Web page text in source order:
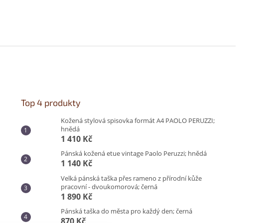
Top 4 produkty
Kožená stylová spisovka formát A4 PAOLO PERUZZI;
hnědá
1 410 Kč
Pánská kožená etue vintage Paolo Peruzzi; hnědá
1 140 Kč
Velká pánská taška přes rameno z přírodní kůže
pracovní - dvoukomorová; černá
1 890 Kč
Pánská taška do města pro každý den; černá